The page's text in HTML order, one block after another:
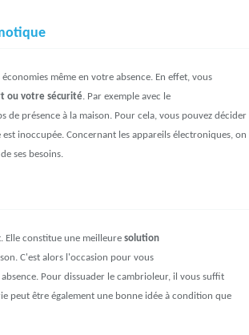
même en votre absence. En effet, vous
ou votre sécurité. Par exemple avec le
présence à la maison. Pour cela, vous pouvez décider
inoccupée. Concernant les appareils électroniques, on
ses besoins.
Elle constitue une meilleure solution
C'est alors l'occasion pour vous
Pour dissuader le cambrioleur, il vous suffit
peut être également une bonne idée à condition que